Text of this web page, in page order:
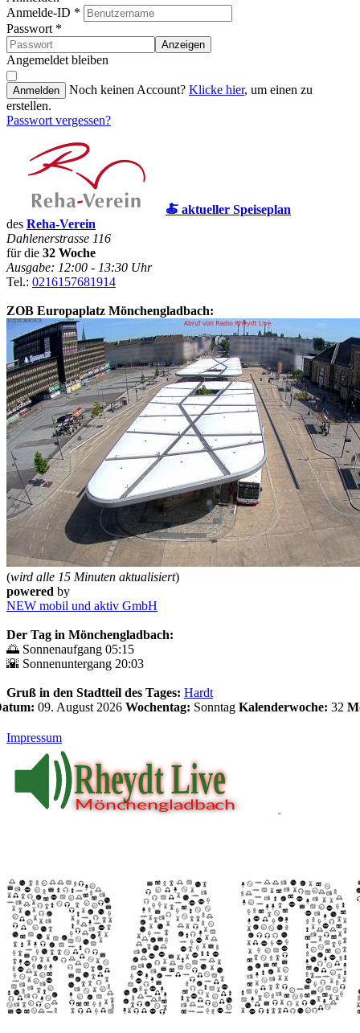
Anmelde-ID *
Passwort *
Anzeigen
Angemeldet bleiben
Anmelden Noch keinen Account? Klicke hier, um einen zu
erstellen.
Passwort vergessen?
🍝 aktueller Speiseplan
des Reha-Verein
Dahlenerstrasse 116
für die 32 Woche
Ausgabe: 12:00 - 13:30 Uhr
Tel.: 0216157681914
ZOB Europaplatz Mönchengladbach:
(wird alle 15 Minuten aktualisiert)
powered by
NEW mobil und aktiv GmbH
Der Tag in Mönchengladbach:
🌅 Sonnenaufgang 05:15
🌇 Sonnenuntergang 20:03
Gruß in den Stadtteil des Tages: Hardt
09. August 2026 Wochentag: Sonntag Kalenderwoche: 32
Impressum